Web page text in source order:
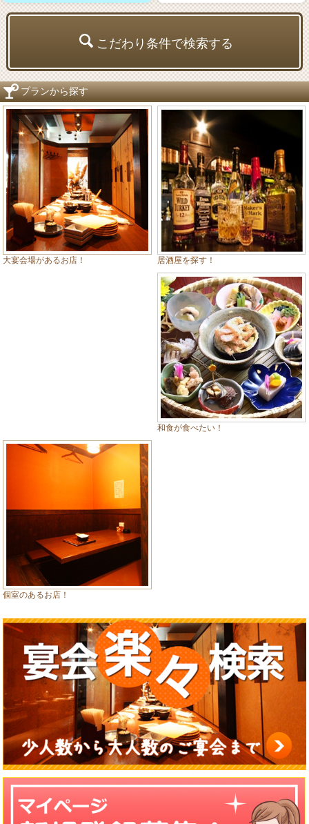
こだわり条件で検索する
プランから探す
大宴会場があるお店！ 居酒屋を探す！
和食が食べたい！
個室のあるお店！